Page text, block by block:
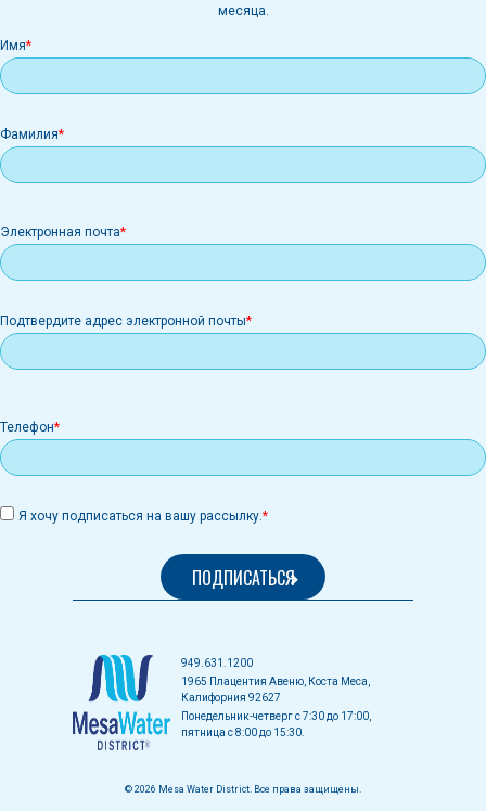
месяца.
Имя
Фамилия
Электронная
почта
Электронная почта
Подтвердите адрес электронной почты
Телефон
Я хочу подписаться на вашу рассылку.
949.631.1200
1965 Плацентия Авеню, Коста Меса,
Калифорния 92627
Понедельник-четверг с 7:30 до 17:00,
пятница с 8:00 до 15:30.
© 2026 Mesa Water District. Все права защищены.